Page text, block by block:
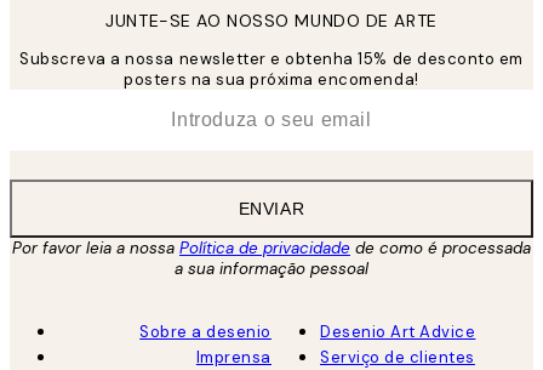
JUNTE-SE AO NOSSO MUNDO DE ARTE
Subscreva a nossa newsletter e obtenha 15% de desconto em
posters na sua próxima encomenda!
ENVIAR
Por favor leia a nossa Política de privacidade de como é processada
a sua informação pessoal
Sobre a desenio
Imprensa
Desenio Art Advice
Serviço de clientes